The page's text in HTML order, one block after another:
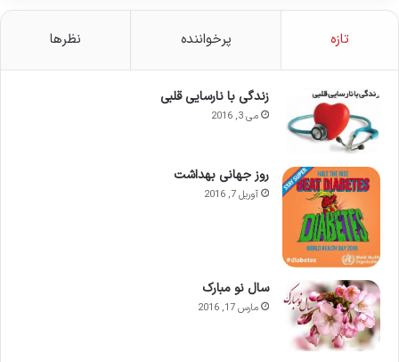
تازه پرخواننده نظرها
زندگی با نارسایی قلبی
می 3, 2016
روز جهانی بهداشت
آوریل 7, 2016
سال نو مبارک
مارس 17, 2016